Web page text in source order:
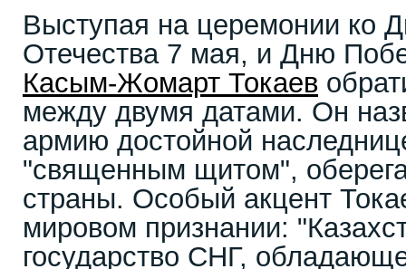
Выступая на церемонии ко
Отечества 7 мая, и Дню
Касым-Жомарт Токаев
между двумя датами. Он
армию достойной
"священным щитом",
страны. Особый акцент
мировом признании:
государство СНГ,